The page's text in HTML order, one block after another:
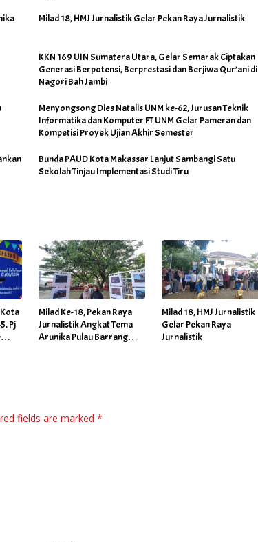
Milad 18, HMJ Jurnalistik Gelar Pekan Raya Jurnalistik
KKN 169 UIN Sumatera Utara, Gelar Semarak Ciptakan
Generasi Berpotensi, Berprestasi dan Berjiwa Qur’ani di
Nagori Bah Jambi
Menyongsong Dies Natalis UNM ke-62, Jurusan Teknik
Informatika dan Komputer FT UNM Gelar Pameran dan
Kompetisi Proyek Ujian Akhir Semester
Bunda PAUD Kota Makassar Lanjut Sambangi Satu
Sekolah Tinjau Implementasi Studi Tiru
Kota
Pj
Milad Ke-18, Pekan Raya
Jurnalistik Angkat Tema
Arunika Pulau Barrang
Milad 18, HMJ Jurnalistik
Gelar Pekan Raya
Jurnalistik
fields are marked *